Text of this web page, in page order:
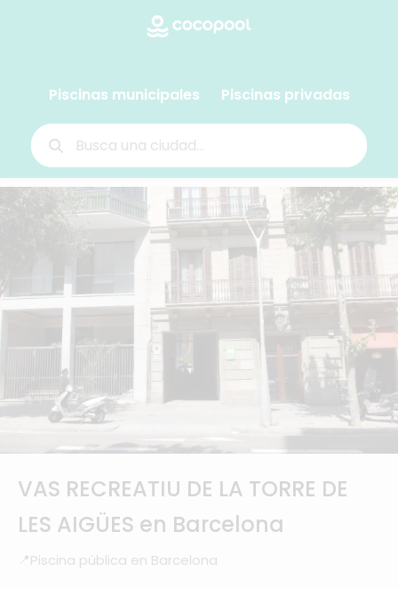
Piscinas municipales Piscinas privadas
VAS RECREATIU DE LA TORRE DE
LES AIGÜES en Barcelona
Piscina pública en Barcelona